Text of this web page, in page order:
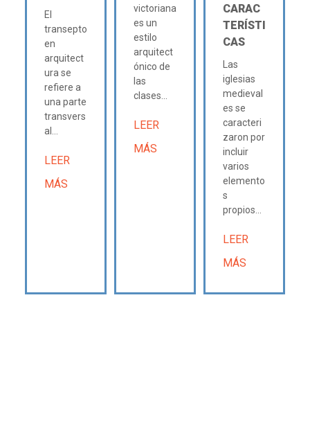
El
transepto
en
arquitect
ura se
refiere a
una parte
transvers
al...
LEER
MÁS
victoriana
es un
estilo
arquitect
ónico de
las
clases...
LEER
MÁS
CARAC
TERÍSTI
CAS
Las
iglesias
medieval
es se
caracteri
zaron por
incluir
varios
elemento
s
propios...
LEER
MÁS